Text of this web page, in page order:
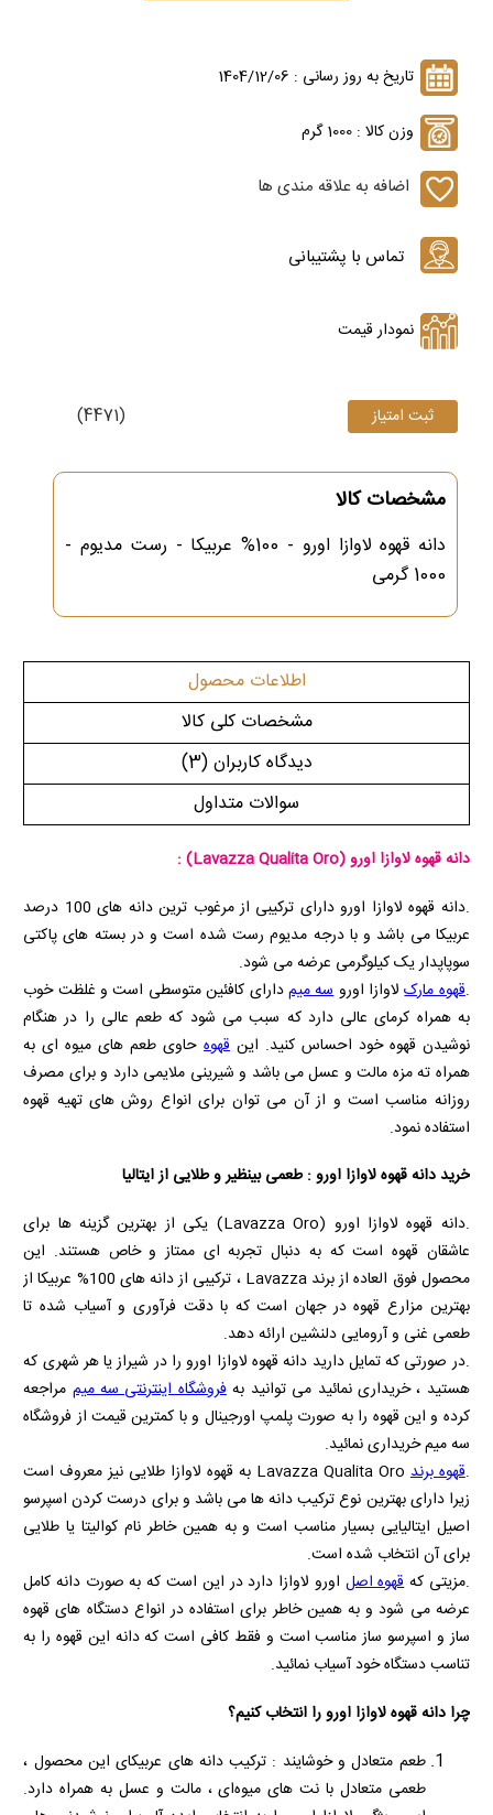
تاریخ به روز رسانی : 1404/12/06
وزن کالا : 1000 گرم
اضافه به علاقه مندی ها
نمودار قیمت
(4471)
مشخصات کالا
دانه قهوه لاوازا اورو - 100% عربیکا - رست مدیوم -
1000 گرمی
اطلاعات محصول
مشخصات کلی کالا
دیدگاه کاربران(3)
سوالات متداول
دانه قهوه لاوازا اورو(Lavazza Qualita Oro)
:
.دانه قهوه لاوازا اورو دارای ترکیبی از مرغوب ترین دانه های 100 درصد
عربیکا می باشد و با درجه مدیوم رست شده است و در بسته های پاکتی
سوپاپدار یک کیلوگرمی عرضه می شود.
.قهوه مارکلاوازا اوروسه میمدارای کافئین متوسطی است و غلظت خوب
به همراه کرمای عالی دارد که سبب می شود که طعم عالی را در هنگام
نوشیدن قهوه خود احساس کنید. این قهوه حاوی طعم های میوه ای به
همراه ته مزه مالت و عسل می باشد و شیرینی ملایمی دارد و برای مصرف
روزانه مناسب است و از آن می توان برای انواع روش های تهیه قهوه
استفاده نمود.
خرید دانه قهوه لاوازا اورو : طعمی بینظیر و طلایی از ایتالیا
.دانه قهوه لاوازا اورو (Lavazza Oro) یکی از بهترین گزینه‌ ها برای
عاشقان قهوه است که به دنبال تجربه‌ ای ممتاز و خاص هستند. این
محصول فوق‌ العاده از برند Lavazza ، ترکیبی از دانه‌ های 100% عربیکا از
بهترین مزارع قهوه در جهان است که با دقت فرآوری و آسیاب شده تا
طعمی غنی و آرومایی دلنشین ارائه دهد.
.در صورتی که تمایل دارید دانه قهوه لاوازا اورو را در شیراز یا هر شهری که
هستید ، خریداری نمائید می توانید بهفروشگاه اینترنتی سه میم مراجعه
کرده و این قهوه را به صورت پلمپ اورجینال و با کمترین قیمت از فروشگاه
سه میم خریداری نمائید.
.قهوه برند Lavazza Qualita Oro به قهوه لاوازا طلایی نیز معروف است
زیرا دارای بهترین نوع ترکیب دانه ها می باشد و برای درست کردن اسپرسو
اصیل ایتالیایی بسیار مناسب است و به همین خاطر نام کوالیتا یا طلایی
برای آن انتخاب شده است.
.مزیتی کهقهوه اصل اورو لاوازا دارد در این است که به صورت دانه کامل
عرضه می شود و به همین خاطر برای استفاده در انواع دستگاه های قهوه
ساز و اسپرسو ساز مناسب است و فقط کافی است که دانه این قهوه را به
تناسب دستگاه خود آسیاب نمائید.
چرا دانه قهوه لاوازا اورو را انتخاب کنیم؟
طعم متعادل و خوشایند : ترکیب دانه‌ های عربیکای این محصول ،
طعمی متعادل با نت‌ های میوه‌ای ، مالت و عسل به همراه دارد.